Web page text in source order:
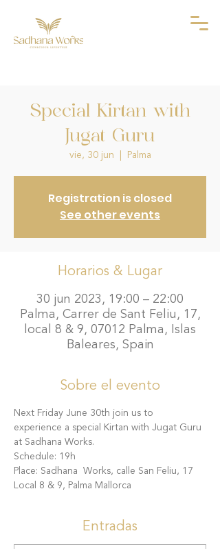
Special Kirtan with
Jugat Guru
vie, 30 jun Palma
Registration is closed
See other events
Horarios & Lugar
30 jun 2023, 19:00 – 22:00
Palma, Carrer de Sant Feliu, 17,
local 8 & 9, 07012 Palma, Islas
Baleares, Spain
Sobre el evento
Next Friday June 30th join us to
experience a special Kirtan with Jugat Guru
at Sadhana Works.
Schedule: 19h
Place: Sadhana  Works, calle San Feliu, 17
Local 8 & 9, Palma Mallorca
Entradas